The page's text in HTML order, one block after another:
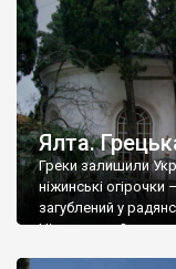
Ялта.
Греки залишили
ніжинські огірочки
загублений у
Ніжин греки?